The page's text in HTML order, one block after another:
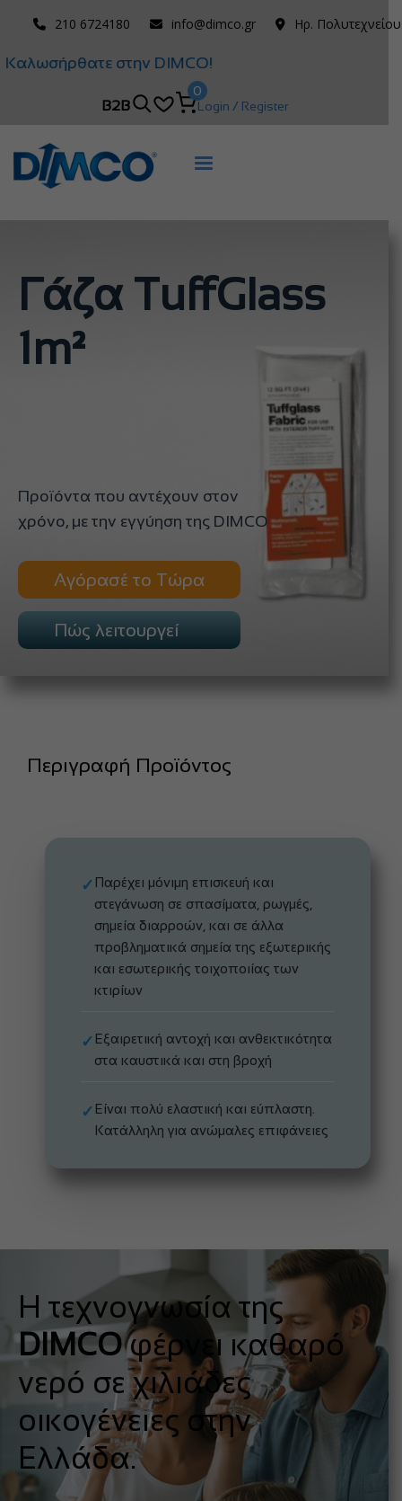
210 6724180 info@dimco.gr Ηρ.
στην DIMCO!
B2B
0
Login / Register
Γάζα TuffGlass
1m²
Προϊόντα που αντέχουν στον
χρόνο, με την εγγύηση της DIMCO
Αγόρασέ το Τώρα
Πώς λειτουργεί
Περιγραφή Προϊόντος
✓ Παρέχει μόνιμη επισκευή και
στεγάνωση σε σπασίματα, ρωγμές,
σημεία διαρροών, και σε άλλα
προβληματικά σημεία της εξωτερικής
και εσωτερικής τοιχοποιίας των
κτιρίων
✓ Εξαιρετική αντοχή και ανθεκτικότητα
στα καυστικά και στη βροχή
✓ Είναι πολύ ελαστική και εύπλαστη.
Κατάλληλη για ανώμαλες επιφάνειες
Η τεχνογνωσία της
DIMCOφέρνει καθαρό
νερό σε χιλιάδες
οικογένειες στην
Ελλάδα.